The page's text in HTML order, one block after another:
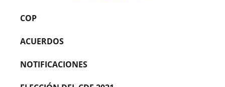
COP
ACUERDOS
NOTIFICACIONES